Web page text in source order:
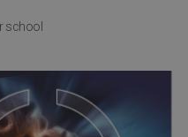
school